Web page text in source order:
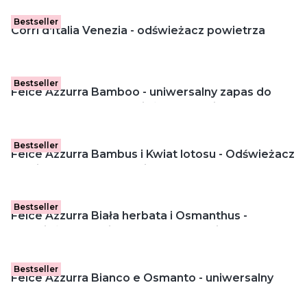
Bestseller
Corri d'Italia Venezia - odświeżacz powietrza
Bestseller
Felce Azzurra Bamboo - uniwersalny zapas do
Bestseller
Felce Azzurra Bambus i Kwiat lotosu - Odświeżacz
powietrza z patyczkami (120 ml)
Bestseller
Felce Azzurra Biała herbata i Osmanthus -
Bestseller
Felce Azzurra Bianco e Osmanto - uniwersalny